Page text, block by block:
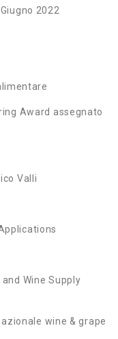
2022
Award assegnato
Valli
Wine Supply
wine & grape